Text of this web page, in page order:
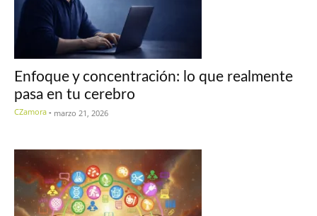
Enfoque y concentración: lo que realmente
pasa en tu cerebro
CZamora - marzo 21, 2026